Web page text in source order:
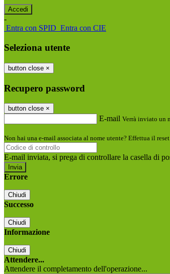
-
Entra con SPID Entra con CIE
Seleziona utente
button close ×
Recupero password
button close ×
E-mail Verrà inviato un
Non hai una e-mail associata al nome utente? Effettua il
E-mail inviata, si prega di controllare la casella di
Errore
Chiudi
Successo
Chiudi
Informazione
Chiudi
Attendere...
Attendere il completamento dell'operazione...